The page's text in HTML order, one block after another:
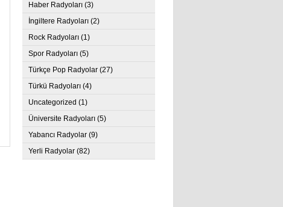
Haber Radyoları (3)
İngiltere Radyoları (2)
Rock Radyoları (1)
Spor Radyoları (5)
Türkçe Pop Radyolar (27)
Türkü Radyoları (4)
Uncategorized (1)
Üniversite Radyoları (5)
Yabancı Radyolar (9)
Yerli Radyolar (82)